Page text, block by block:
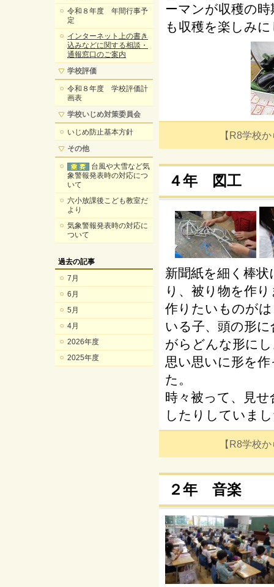
令和８年度 年間行事予
定
インターネット上の書き
込みなどに関する相談・
通報窓口のご案内
学校評価
令和８年度 学校評価計
画表
学校いじめ対策委員会
いじめ防止基本方針
その他
台風や大雪など気
象警報発表時の対応につ
いて
六小放課後こども教室だ
より
気象警報発表時の対応に
ついて
過去の記事
7月
6月
5月
4月
2026年度
2025年度
ーマンが収穫の
も収穫を楽しみ
【R8学校
４年 図工
新聞紙を細く棒
り、被り物を作
作りたいものが
いる子、頭の形
がらどんな形に
思い思いに形を
た。
時々被って、見
したりしていま
【R8学校
２年 音楽